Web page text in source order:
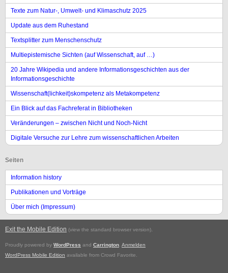
Texte zum Natur-, Umwelt- und Klimaschutz 2025
Update aus dem Ruhestand
Textsplitter zum Menschenschutz
Multiepistemische Sichten (auf Wissenschaft, auf …)
20 Jahre Wikipedia und andere Informationsgeschichten aus der
Informationsgeschichte
Wissenschaft(lichkeit)skompetenz als Metakompetenz
Ein Blick auf das Fachreferat in Bibliotheken
Veränderungen – zwischen Nicht und Noch-Nicht
Digitale Versuche zur Lehre zum wissenschaftlichen Arbeiten
Seiten
Information history
Publikationen und Vorträge
Über mich (Impressum)
Exit the Mobile Edition (view the standard browser version).
Proudly powered by WordPress and Carrington Anmelden
WordPress Mobile Edition available from Crowd Favorite.